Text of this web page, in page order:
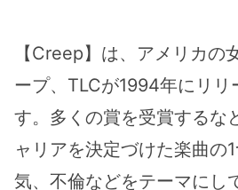
【Creep】は、アメリカの
ープ、TLCが1994年にリリ
す。多くの賞を受賞するな
ャリアを決定づけた楽曲の
気、不倫などをテーマにし